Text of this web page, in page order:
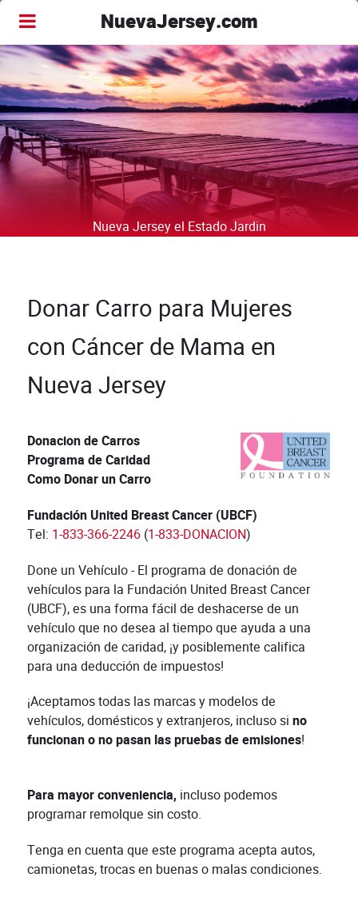
NuevaJersey.com
Nueva Jersey el Estado Jardin
Donar Carro para Mujeres
con Cáncer de Mama en
Nueva Jersey
Donacion de Carros
Programa de Caridad
Como Donar un Carro
Fundación United Breast Cancer (UBCF)
Tel: 1-833-366-2246 (1-833-DONACION)
Done un Vehículo - El programa de donación de
vehículos para la Fundación United Breast Cancer
(UBCF), es una forma fácil de deshacerse de un
vehículo que no desea al tiempo que ayuda a una
organización de caridad, ¡y posiblemente califica
para una deducción de impuestos!
¡Aceptamos todas las marcas y modelos de
vehículos, domésticos y extranjeros, incluso si no
funcionan o no pasan las pruebas de emisiones!
Para mayor conveniencia, incluso podemos
programar remolque sin costo.
Tenga en cuenta que este programa acepta autos,
camionetas, trocas en buenas o malas condiciones.